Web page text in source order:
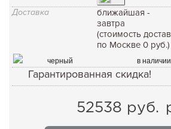
Доставка
ближайшая -
завтра
(стоимость
по Москве 0 руб.)
черный в наличии
Гарантированная скидка!
52538 руб.